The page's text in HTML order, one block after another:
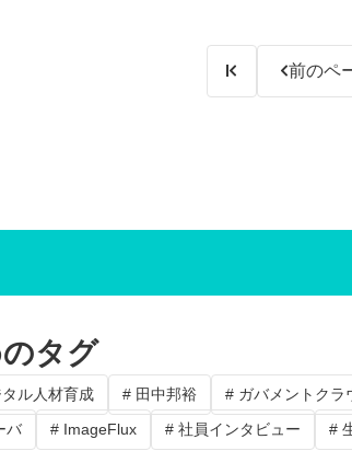
前のペ
タグ
ル人材育成 # 田中邦裕 # ガバメントクラ
バ
# ImageFlux # 社員インタビュー #